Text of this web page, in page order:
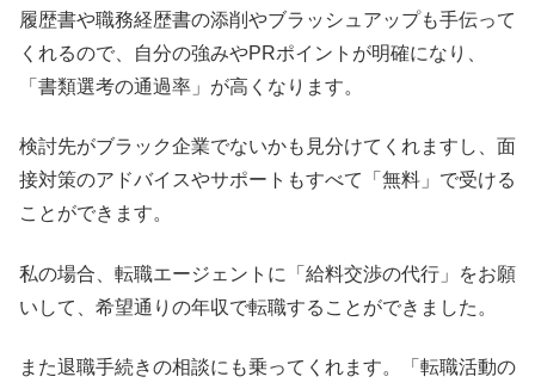
履歴書や職務経歴書の添削やブラッシュアップも手伝って
くれるので、自分の強みやPRポイントが明確になり、
「書類選考の通過率」が高くなります。
検討先がブラック企業でないかも見分けてくれますし、面
接対策のアドバイスやサポートもすべて「無料」で受ける
ことができます。
私の場合、転職エージェントに「給料交渉の代行」をお願
いして、希望通りの年収で転職することができました。
また退職手続きの相談にも乗ってくれます。「転職活動の